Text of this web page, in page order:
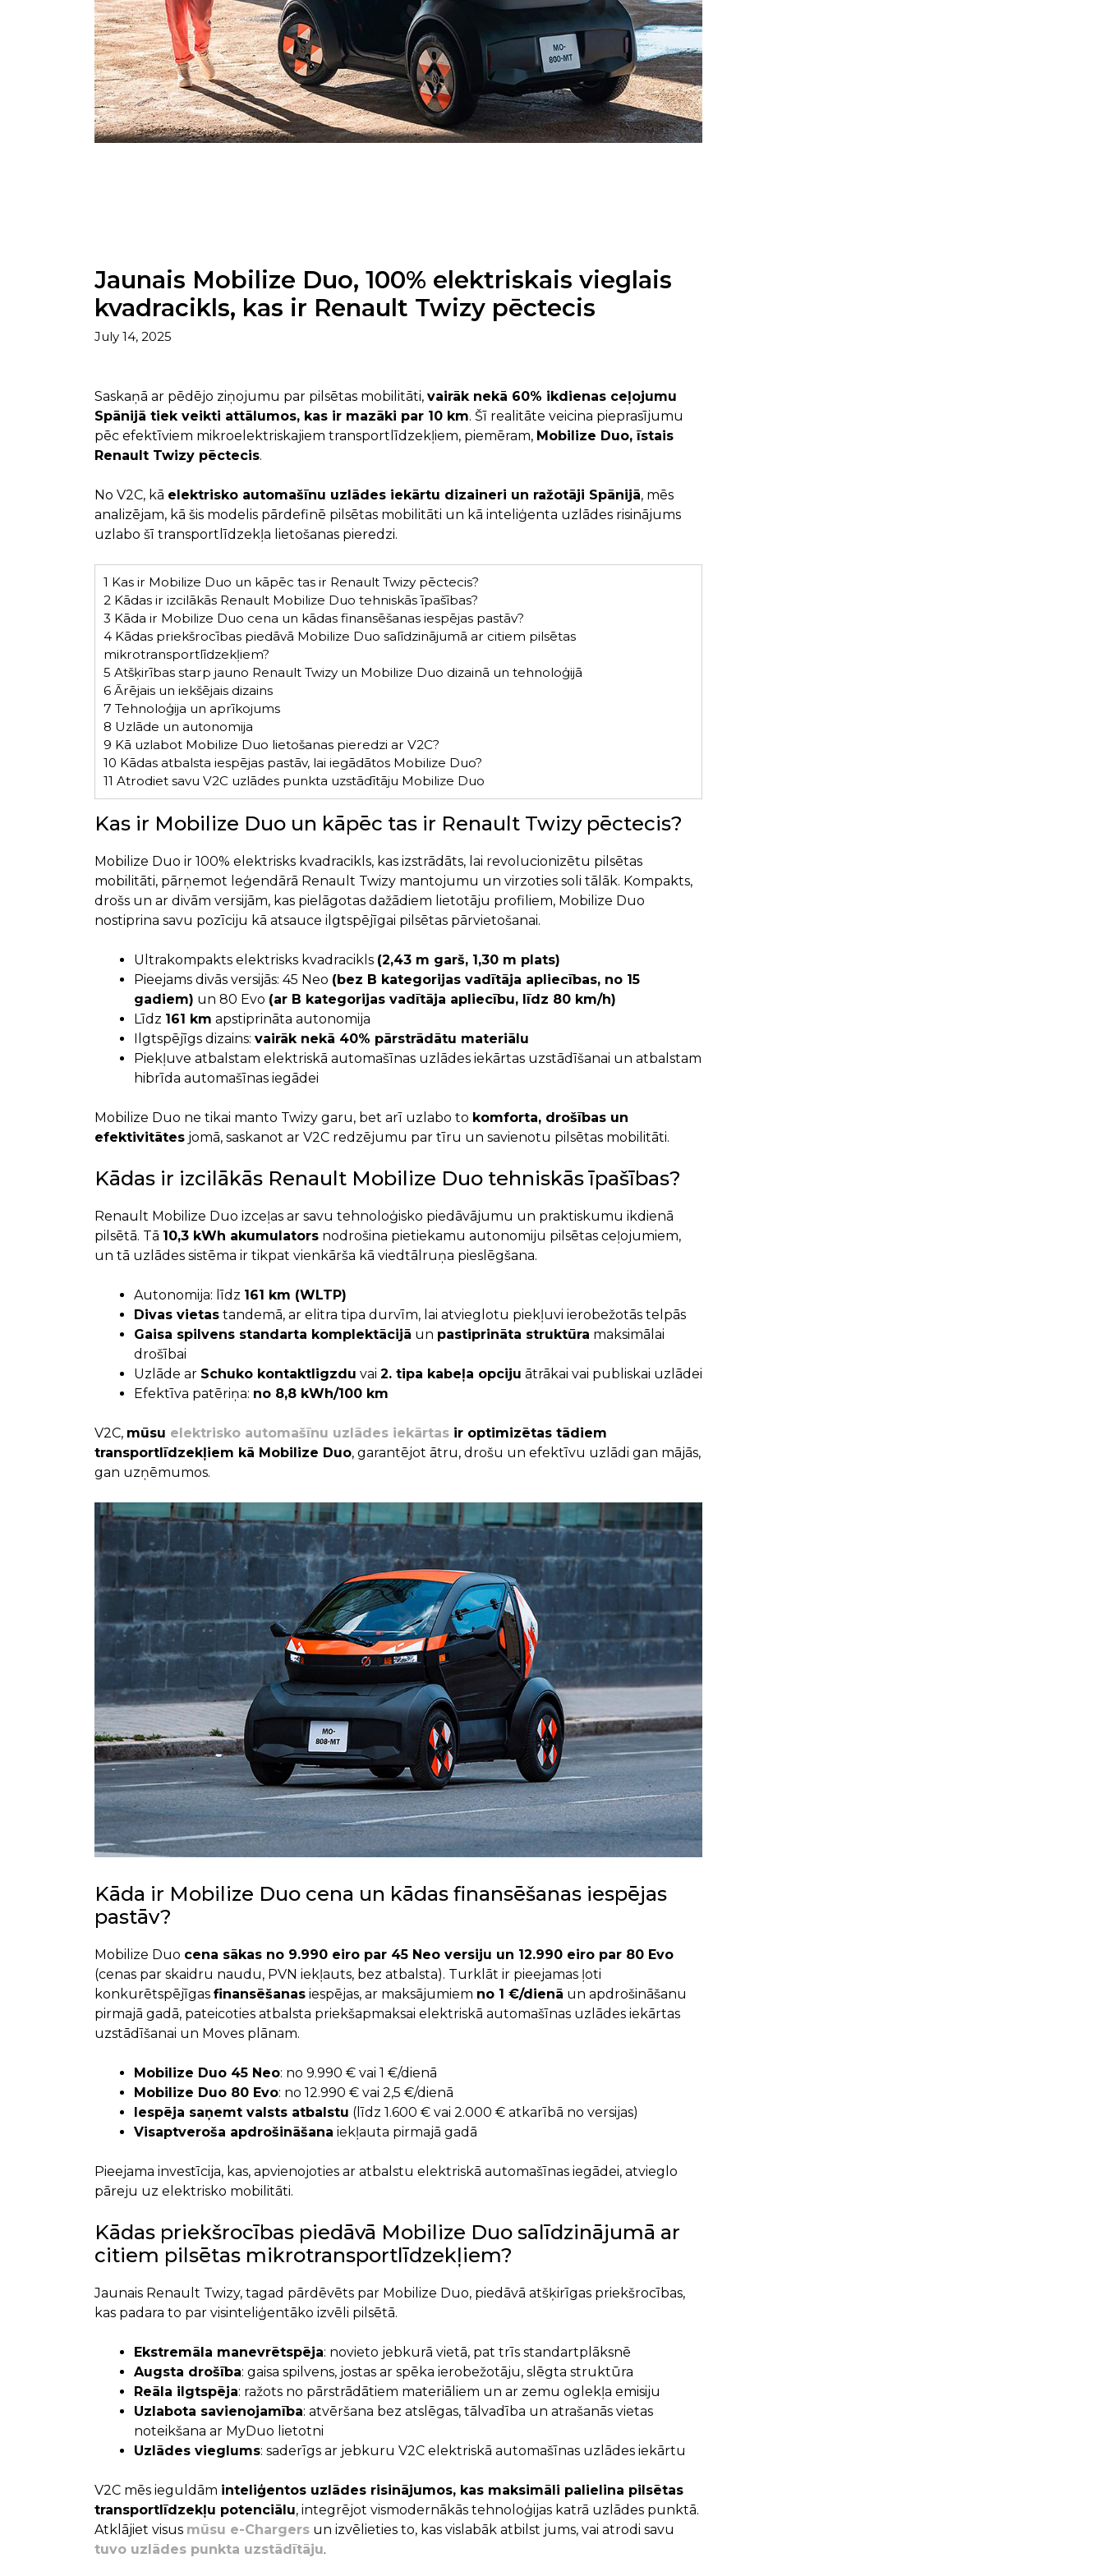
Jaunais Mobilize Duo, 100% elektriskais vieglais
kvadracikls, kas ir Renault Twizy pēctecis
July 14, 2025
Saskaņā ar pēdējo ziņojumu par pilsētas mobilitāti, vairāk nekā 60% ikdienas ceļojumu
Spānijā tiek veikti attālumos, kas ir mazāki par 10 km. Šī realitāte veicina pieprasījumu
pēc efektīviem mikroelektriskajiem transportlīdzekļiem, piemēram, Mobilize Duo, īstais
Renault Twizy pēctecis.
No V2C, kā elektrisko automašīnu uzlādes iekārtu dizaineri un ražotāji Spānijā, mēs
analizējam, kā šis modelis pārdefinē pilsētas mobilitāti un kā inteliģenta uzlādes risinājums
uzlabo šī transportlīdzekļa lietošanas pieredzi.
1 Kas ir Mobilize Duo un kāpēc tas ir Renault Twizy pēctecis?
2Kādas ir izcilākās Renault Mobilize Duo tehniskās īpašības?
3 Kāda ir Mobilize Duo cena un kādas finansēšanas iespējas pastāv?
4Kādas priekšrocības piedāvā Mobilize Duo salīdzinājumā ar citiem pilsētas
mikrotransportlīdzekļiem?
5 Atšķirības starp jauno Renault Twizy un Mobilize Duo dizainā un tehnoloģijā
6Ārējais un iekšējais dizains
7 Tehnoloģija un aprīkojums
8 Uzlāde un autonomija
9 Kā uzlabot Mobilize Duo lietošanas pieredzi ar V2C?
10 Kādas atbalsta iespējas pastāv, lai iegādātos Mobilize Duo?
11 Atrodiet savu V2C uzlādes punkta uzstādītāju Mobilize Duo
Kas ir Mobilize Duo un kāpēc tas ir Renault Twizy pēctecis?
Mobilize Duo ir 100% elektrisks kvadracikls, kas izstrādāts, lai revolucionizētu pilsētas
mobilitāti, pārņemot leģendārā Renault Twizy mantojumu un virzoties soli tālāk. Kompakts,
drošs un ar divām versijām, kas pielāgotas dažādiem lietotāju profiliem, Mobilize Duo
nostiprina savu pozīciju kā atsauce ilgtspējīgai pilsētas pārvietošanai.
Ultrakompakts elektrisks kvadracikls (2,43 m garš, 1,30 m plats)
Pieejams divās versijās: 45 Neo (bez B kategorijas vadītāja apliecības, no 15
gadiem) un 80 Evo (ar B kategorijas vadītāja apliecību, līdz 80 km/h)
Līdz 161 km apstiprināta autonomija
Ilgtspējīgs dizains: vairāk nekā 40% pārstrādātu materiālu
Piekļuve atbalstam elektriskā automašīnas uzlādes iekārtas uzstādīšanai un atbalstam
hibrīda automašīnas iegādei
Mobilize Duo ne tikai manto Twizy garu, bet arī uzlabo to komforta, drošības un
efektivitātesjomā, saskanot ar V2C redzējumu par tīru un savienotu pilsētas mobilitāti.
Kādas ir izcilākās Renault Mobilize Duo tehniskās īpašības?
Renault Mobilize Duo izceļas ar savu tehnoloģisko piedāvājumu un praktiskumu ikdienā
pilsētā. Tā 10,3 kWh akumulatorsnodrošina pietiekamu autonomiju pilsētas ceļojumiem,
un tā uzlādes sistēma ir tikpat vienkārša kā viedtālruņa pieslēgšana.
Autonomija: līdz 161 km (WLTP)
Divas vietastandemā, ar elitra tipa durvīm, lai atvieglotu piekļuvi ierobežotās telpās
Gaisa spilvens standarta komplektācijā un pastiprināta struktūra maksimālai
drošībai
Uzlāde ar Schuko kontaktligzdu vai 2. tipa kabeļa opciju ātrākai vai publiskai uzlādei
Efektīva patēriņa: no 8,8 kWh/100 km
V2C, mūsu elektrisko automašīnu uzlādes iekārtasir optimizētas tādiem
transportlīdzekļiem kā Mobilize Duo, garantējot ātru, drošu un efektīvu uzlādi gan mājās,
gan uzņēmumos.
Kāda ir Mobilize Duo cena un kādas finansēšanas iespējas
pastāv?
Mobilize Duo cena sākas no 9.990 eiro par 45 Neo versiju un 12.990 eiro par 80 Evo
(cenas par skaidru naudu, PVN iekļauts, bez atbalsta). Turklāt ir pieejamas ļoti
konkurētspējīgas finansēšanasiespējas, ar maksājumiem no 1 €/dienā un apdrošināšanu
pirmajā gadā, pateicoties atbalsta priekšapmaksai elektriskā automašīnas uzlādes iekārtas
uzstādīšanai un Moves plānam.
Mobilize Duo 45 Neo: no 9.990 € vai 1 €/dienā
Mobilize Duo 80 Evo: no 12.990 € vai 2,5 €/dienā
Iespēja saņemt valsts atbalstu (līdz 1.600 € vai 2.000 € atkarībā no versijas)
Visaptveroša apdrošināšana iekļauta pirmajā gadā
Pieejama investīcija, kas, apvienojoties ar atbalstu elektriskā automašīnas iegādei, atvieglo
pāreju uz elektrisko mobilitāti.
Kādas priekšrocības piedāvā Mobilize Duo salīdzinājumā ar
citiem pilsētas mikrotransportlīdzekļiem?
Jaunais Renault Twizy, tagad pārdēvēts par Mobilize Duo, piedāvā atšķirīgas priekšrocības,
kas padara to par visinteliģentāko izvēli pilsētā.
Ekstremāla manevrētspēja: novieto jebkurā vietā, pat trīs standartplāksnē
Augsta drošība: gaisa spilvens, jostas ar spēka ierobežotāju, slēgta struktūra
Reāla ilgtspēja: ražots no pārstrādātiem materiāliem un ar zemu oglekļa emisiju
Uzlabota savienojamība: atvēršana bez atslēgas, tālvadība un atrašanās vietas
noteikšana ar MyDuo lietotni
Uzlādes vieglums: saderīgs ar jebkuru V2C elektriskā automašīnas uzlādes iekārtu
V2C mēs ieguldām inteliģentos uzlādes risinājumos, kas maksimāli palielina pilsētas
transportlīdzekļu potenciālu, integrējot vismodernākās tehnoloģijas katrā uzlādes punktā.
Atklājiet visus mūsu e-Chargersun izvēlieties to, kas vislabāk atbilst jums, vai atrodi savu
tuvo uzlādes punkta uzstādītāju.